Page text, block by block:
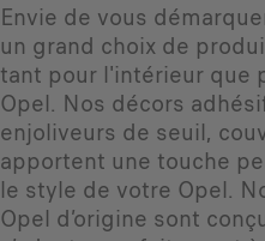
Envie de vous
un grand choix de
tant pour l'intérieur que
Opel. Nos décors
enjoliveurs de seuil,
apportent une touche
le style de votre Opel.
Opel d’origine sont